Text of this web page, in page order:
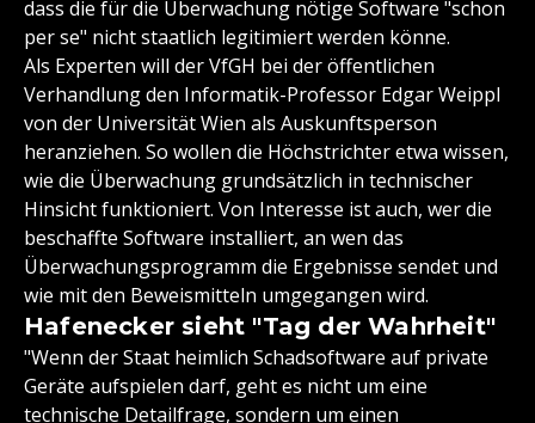
dass die für die Überwachung nötige Software "schon
per se" nicht staatlich legitimiert werden könne.
Als Experten will der VfGH bei der öffentlichen
Verhandlung den Informatik-Professor Edgar Weippl
von der Universität Wien als Auskunftsperson
heranziehen. So wollen die Höchstrichter etwa wissen,
wie die Überwachung grundsätzlich in technischer
Hinsicht funktioniert. Von Interesse ist auch, wer die
beschaffte Software installiert, an wen das
Überwachungsprogramm die Ergebnisse sendet und
wie mit den Beweismitteln umgegangen wird.
Hafenecker sieht "Tag der Wahrheit"
"Wenn der Staat heimlich Schadsoftware auf private
Geräte aufspielen darf, geht es nicht um eine
technische Detailfrage, sondern um einen